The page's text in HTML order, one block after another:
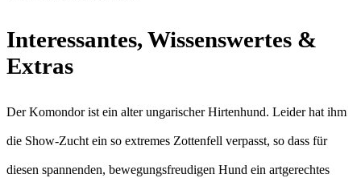
Interessantes, Wissenswertes &
Extras
Der Komondor ist ein alter ungarischer Hirtenhund. Leider hat ihm
die Show-Zucht ein so extremes Zottenfell verpasst, so dass für
diesen spannenden, bewegungsfreudigen Hund ein artgerechtes